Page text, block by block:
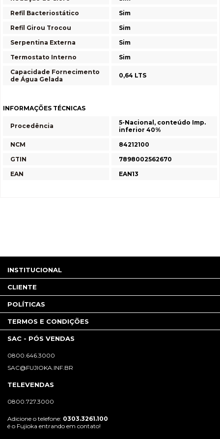
Refil Bacteriostático
Sim
Refil Girou Trocou
Sim
Serpentina Externa
Sim
Termostato Interno
Sim
Capacidade Fornecimento
de Água Gelada
0,64 LTS
INFORMAÇÕES TÉCNICAS
Procedência
5-Nacional, conteúdo Imp.
inferior 40%
NCM
84212100
GTIN
7898002562670
EAN
EAN13
INSTITUCIONAL
CLIENTE
POLÍTICAS
TERMOS E CONDIÇÕES
SAC - PÓS VENDAS
0800.646.3000
SAC@FUJIOKA.INF.BR
TELEVENDAS
0800.727.3000
Adicione o telefone: 0303.3261.100
é o Fujioka entrando em contato!